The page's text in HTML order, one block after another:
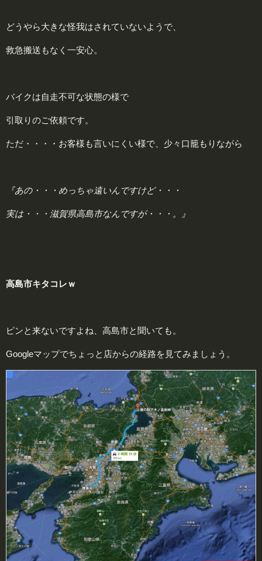
どうやら大きな怪我はされていないようで、
救急搬送もなく一安心。
バイクは自走不可な状態の様で
引取りのご依頼です。
ただ・・・・お客様も言いにくい様で、少々口籠もりながら
『あの・・・めっちゃ遠いんですけど・・・
実は・・・滋賀県高島市なんですが・・・。』
高島市キタコレｗ
ピンと来ないですよね、高島市と聞いても。
Googleマップでちょっと店からの経路を見てみましょう。